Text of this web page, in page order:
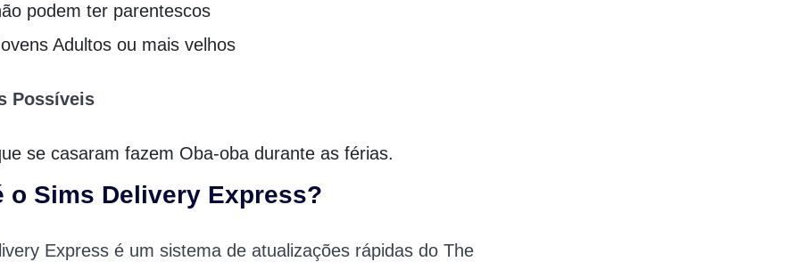
podem ter parentescos
Adultos ou mais velhos
Possíveis
se casaram fazem Oba-oba durante as férias.
o Sims Delivery Express?
Express é um sistema de atualizações rápidas do The